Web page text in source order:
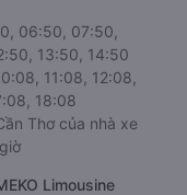
06:50, 07:50,
13:50, 14:50
11:08, 12:08,
18:08
Thơ của nhà xe
Limousine